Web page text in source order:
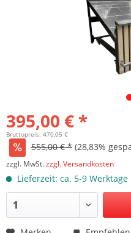
395,00 € *
Bruttopreis: 470,05 €
555,00 € * (28,83%
zzgl. MwSt.zzgl. Versandkosten
Lieferzeit: ca. 5-9 Werktage